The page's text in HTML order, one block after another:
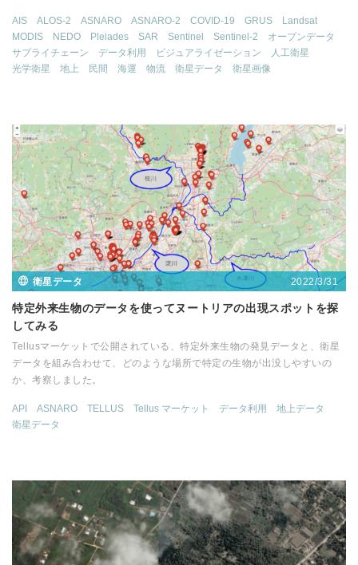
AIS ALOS-2 ASNARO ASNARO-2 COVID-19 GRUS
Landsat
MODIS
NEDO Pleiades SAR Sentinel Sentinel-2
オープンデータ
サプライチェーン
データ利用 ビジュアライゼーション
人工衛星
光学衛星
地上 民間 海運 物流 衛星データ 衛星画像
衛星データ 2022/3/31
特定外来生物のデータを使ってヌートリアの出現スポットを探
してみる
Tellusマーケットで公開されている、特定外来生物の発見データと、衛星
データを組み合わせて、どのような場所で特定の生物が出没しやすいの
か、考察しました。
API ASNARO TELLUS Tellus マーケット データ利用
地上データ
衛星データ